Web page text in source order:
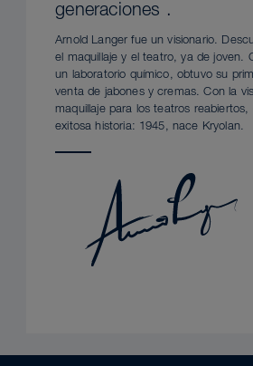
generaciones .
Arnold Langer fue un visionario.
el maquillaje y el teatro, ya de joven.
un laboratorio químico, obtuvo su
venta de jabones y cremas. Con la
maquillaje para los teatros reabiertos,
exitosa historia: 1945, nace Kryolan.